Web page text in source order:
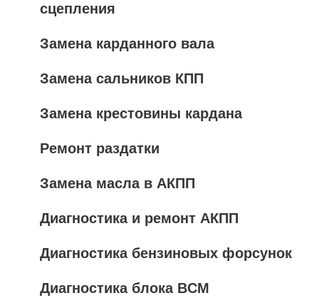
сцепления
Замена карданного вала
Замена сальников КПП
Замена крестовины кардана
Ремонт раздатки
Замена масла в АКПП
Диагностика и ремонт АКПП
Диагностика бензиновых форсунок
Диагностика блока BCM